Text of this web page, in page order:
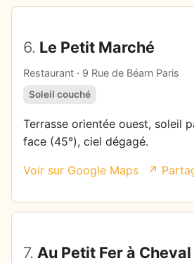
6. Le Petit Marché
Restaurant · 9 Rue de Béarn Paris
Soleil couché
Terrasse orientée ouest, soleil
face (45°), ciel dégagé.
Voir sur Google Maps ↗
7. Au Petit Fer à Cheval